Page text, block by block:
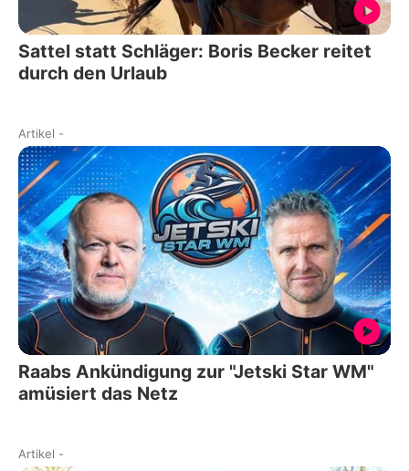
Sattel statt Schläger: Boris Becker reitet
durch den Urlaub
Artikel -
Raabs Ankündigung zur "Jetski Star WM"
amüsiert das Netz
Artikel -